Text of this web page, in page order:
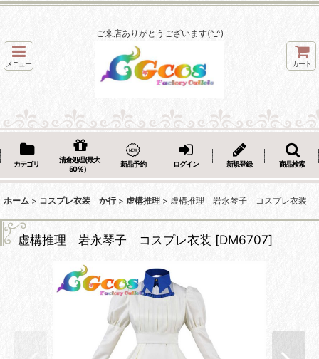
ご来店ありがとうございます(^_^)
メニュー カート
カテゴリ
清倉処理(最大
50％）
新品予約 ログイン 新規登録 商品検索
ホーム > コスプレ衣装 か行 > 虚構推理 > 虚構推理 岩永琴子 コスプレ衣装
虚構推理 岩永琴子 コスプレ衣装 [DM6707]